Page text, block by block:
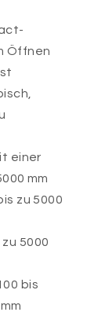
Öffnen
einer
mm
zu 5000
5000
bis